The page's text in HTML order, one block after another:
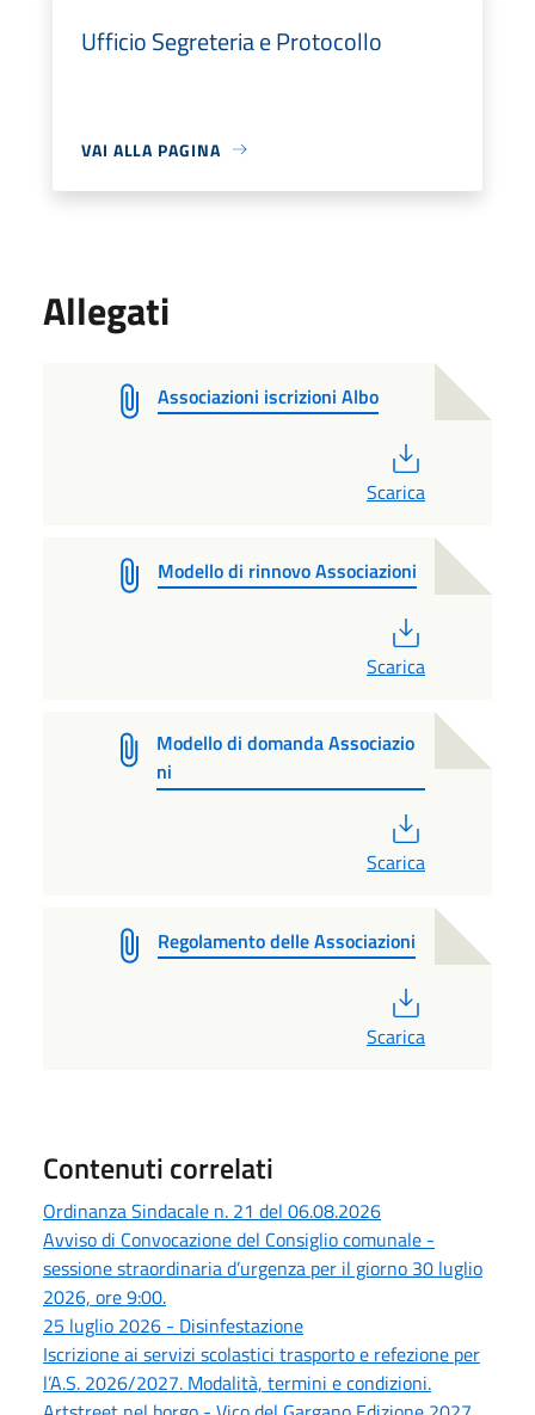
Ufficio Segreteria e Protocollo
VAI ALLA PAGINA
Allegati
Associazioni iscrizioni Albo
Scarica
Modello di rinnovo Associazioni
Scarica
Modello di domanda Associazio
ni
Scarica
Regolamento delle Associazioni
Scarica
Contenuti correlati
Ordinanza Sindacale n. 21 del 06.08.2026
Avviso di Convocazione del Consiglio comunale -
sessione straordinaria d’urgenza per il giorno 30 luglio
2026, ore 9:00.
25 luglio 2026 - Disinfestazione
Iscrizione ai servizi scolastici trasporto e refezione per
l’A.S. 2026/2027. Modalità, termini e condizioni.